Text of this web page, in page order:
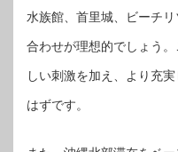
水族館、首里城、ビーチ
合わせが理想的でしょう
しい刺激を加え、より充
はずです。